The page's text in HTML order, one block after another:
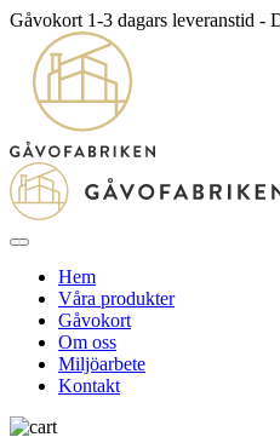
Gåvokort 1-3 dagars leveranstid -
Hem
Våra produkter
Gåvokort
Om oss
Miljöarbete
Kontakt